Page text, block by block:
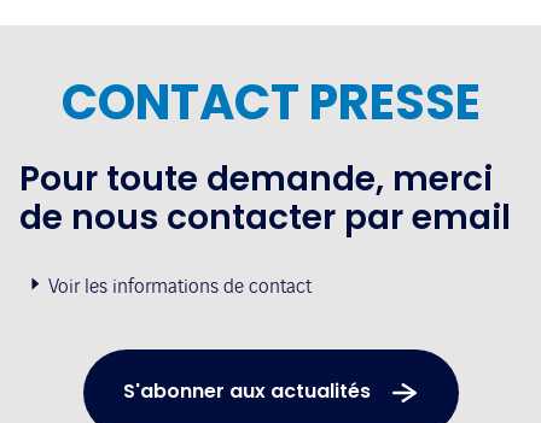
CONTACT PRESSE
Pour toute demande, merci
de nous contacter par email
Voir les informations de contact
S'abonner aux actualités